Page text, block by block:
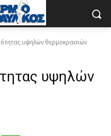
υψηλών θερμοκρασιών
υψηλών